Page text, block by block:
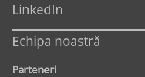
LinkedIn
Echipa noastră
Parteneri